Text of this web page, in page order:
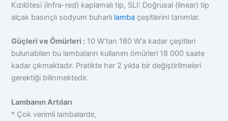
Kızılötesi (infra-red) kaplamalı tip, SLI: Doğrusal (linear) tip
alçak basınçlı sodyum buharlı lamba çeşitlerini tanımlar.
Güçleri ve Ömürleri : 10 W’tan 180 W’a kadar çeşitleri
bulunabilen bu lambaların kullanım ömürleri 18 000 saate
kadar çıkmaktadır. Pratikte her 2 yılda bir değiştirilmeleri
gerektiği bilinmektedir.
Lambanın Artıları
* Çok verimli lambalardır,